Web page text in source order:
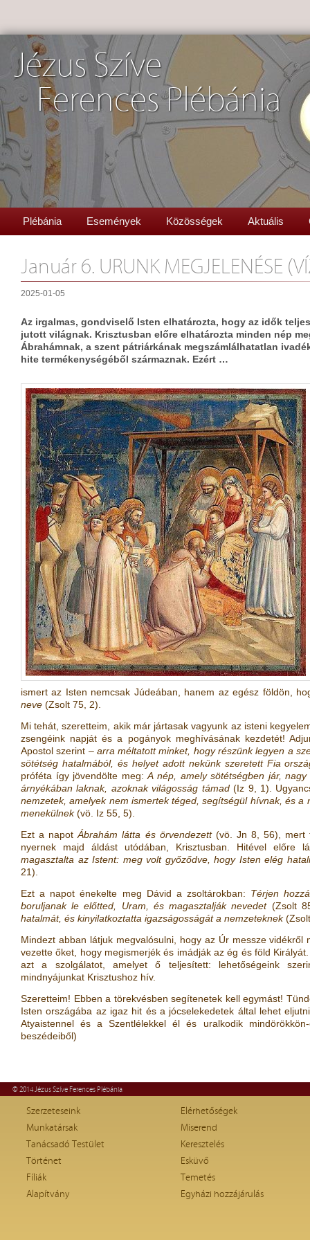
Jézus Szíve
Ferences Plébánia
Plébánia Események Közösségek Aktuális
Január 6. URUNK MEGJELENÉSE
2025-01-05
Az irgalmas, gondviselő Isten elhatározta, hogy az idők
jutott világnak. Krisztusban előre elhatározta minden nép
Ábrahámnak, a szent pátriárkának megszámlálhatatlan
hite termékenységéből származnak. Ezért …
ismert az Isten nemcsak Júdeában, hanem az egész földön,
neve (Zsolt 75, 2)
Mi tehát, szeretteim, akik már jártasak vagyunk az isteni
zsengéink napját és a pogányok meghívásának kezdetét!
Apostol szerint – arra méltatott minket, hogy részünk legyen a
sötétség hatalmából, és helyet adott nekünk szeretett Fia
próféta így jövendölte meg:A nép, amely sötétségben jár,
árnyékában laknak, azoknak világosság támad (Iz 9, 1) .
nemzetek, amelyek nem ismertek téged, segítségül hívnak, és a
menekülnek (vö. Iz 55, 5)
Ezt a napotÁbrahám látta és örvendezett (vö. Jn 8, 56) ,
nyernek majd áldást utódában, Krisztusban. Hitével előre
magasztalta az Istent: meg volt győződve, hogy Isten elég
21)
Ezt a napot énekelte meg Dávid a zsoltárokban: Térjen
boruljanak le előtted, Uram, és magasztalják nevedet (Zsolt
hatalmát, és kinyilatkoztatta igazságosságát a nemzeteknek (
Mindezt abban látjuk megvalósulni, hogy az Úr messze
vezette őket, hogy megismerjék és imádják az ég és föld
azt a szolgálatot, amelyet ő teljesített: lehetőségeink
mindnyájunkat Krisztushoz hív.
Szeretteim! Ebben a törekvésben segítenetek kell egymást!
Isten országába az igaz hit és a jócselekedetek által lehet
Atyaistennel és a Szentlélekkel él és uralkodik
beszédeiből)
© 2014 Jézus Szíve Ferences Plébánia
Szerzeteseink
Munkatársak
Tanácsadó Testület
Történet
Fíliák
Alapítvány
Elérhetőségek
Miserend
Keresztelés
Esküvő
Temetés
Egyházi hozzájárulás